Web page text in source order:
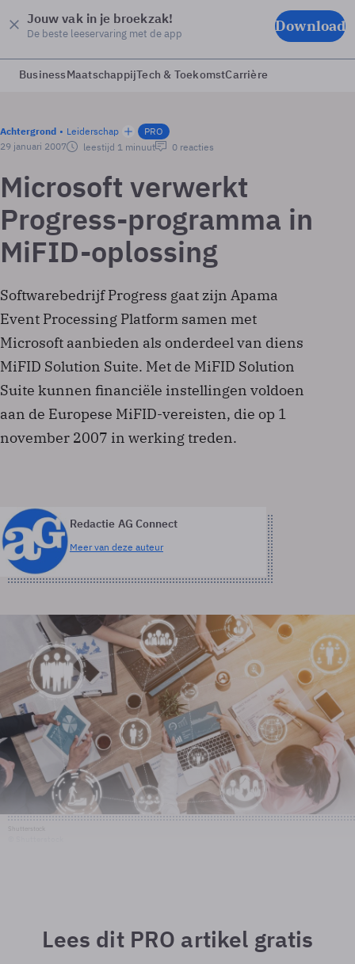
Jouw vak in je broekzak!
De beste leeservaring met de app Download
BusinessMaatschappijTech & ToekomstCarrière
Achtergrond Leiderschap
PRO
29 januari 2007
leestijd 1 minuut 0 reacties
Microsoft verwerkt
Progress-programma in
MiFID-oplossing
Softwarebedrijf Progress gaat zijn Apama
Event Processing Platform samen met
Microsoft aanbieden als onderdeel van diens
MiFID Solution Suite. Met de MiFID Solution
Suite kunnen financiële instellingen voldoen
aan de Europese MiFID-vereisten, die op 1
november 2007 in werking treden.
Redactie AG Connect
Meer van deze auteur
Lees dit PRO artikel gratis